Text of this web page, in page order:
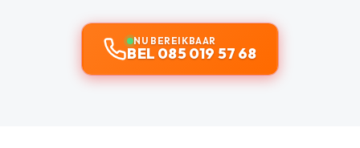
NU BEREIKBAAR
BEL 085 019 57 68